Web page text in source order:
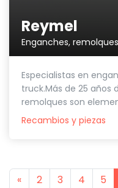
Reymel
Enganches,
Especialistas en
truck.Más de 25 años
remolques son
Recambios y piezas
«Previous
2 3 4 5